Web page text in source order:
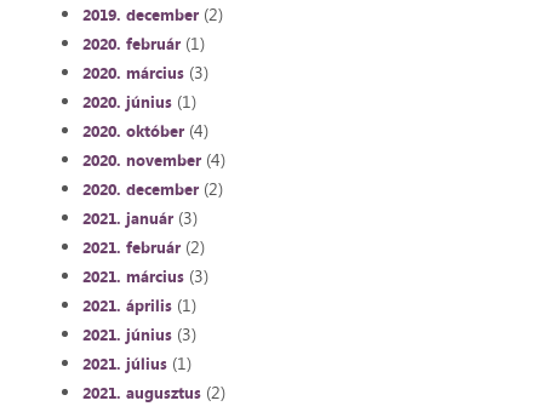
2019. december(2)
2020. február(1)
2020. március(3)
2020. június(1)
2020. október(4)
2020. november(4)
2020. december(2)
2021. január(3)
2021. február(2)
2021. március(3)
2021. április(1)
2021. június(3)
2021. július(1)
2021. augusztus(2)